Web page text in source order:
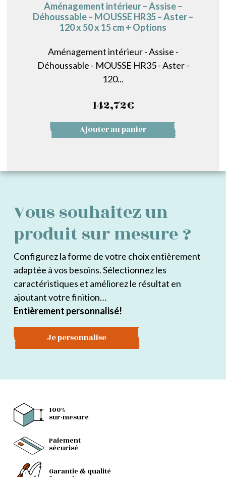
Aménagement intérieur – Assise –
Déhoussable – MOUSSE HR35 – Aster –
120 x 50 x 15 cm + Options
Aménagement intérieur - Assise -
Déhoussable - MOUSSE HR35 - Aster -
120...
142,72€
Ajouter au panier
Vous souhaitez un
produit sur mesure ?
Configurez la forme de votre choix entièrement
adaptée à vos besoins. Sélectionnez les
caractéristiques et améliorez le résultat en
ajoutant votre finition…
Entièrement personnalisé!
Je personnalise
100%
sur-mesure
Paiement
sécurisé
Garantie & qualité